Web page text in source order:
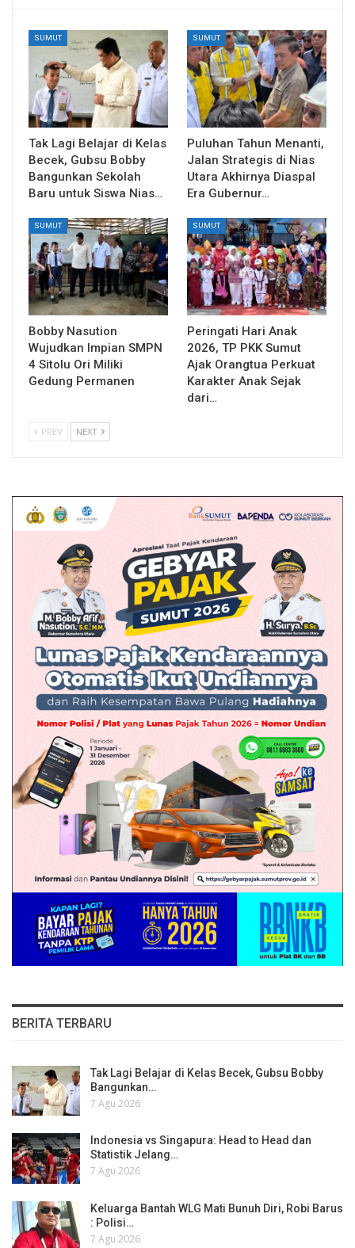
SUMUT
Tak Lagi Belajar di Kelas
Becek, Gubsu Bobby
Bangunkan Sekolah
Baru untuk Siswa Nias…
SUMUT
Puluhan Tahun Menanti,
Jalan Strategis di Nias
Utara Akhirnya Diaspal
Era Gubernur…
SUMUT
Bobby Nasution
Wujudkan Impian SMPN
4 Sitolu Ori Miliki
Gedung Permanen
SUMUT
Peringati Hari Anak
2026, TP PKK Sumut
Ajak Orangtua Perkuat
Karakter Anak Sejak
dari…
PREV NEXT
BERITA TERBARU
Tak Lagi Belajar di Kelas Becek, Gubsu Bobby
Bangunkan…
7 Agu 2026
Indonesia vs Singapura: Head to Head dan
Statistik Jelang…
7 Agu 2026
Keluarga Bantah WLG Mati Bunuh Diri, Robi Barus
: Polisi…
7 Agu 2026